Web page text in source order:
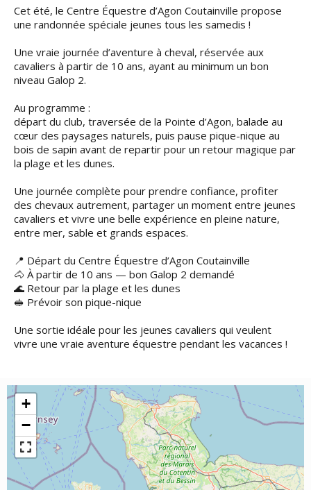
Cet été, le Centre Équestre d’Agon Coutainville propose
une randonnée spéciale jeunes tous les samedis !
Une vraie journée d’aventure à cheval, réservée aux
cavaliers à partir de 10 ans, ayant au minimum un bon
niveau Galop 2.
Au programme :
départ du club, traversée de la Pointe d’Agon, balade au
cœur des paysages naturels, puis pause pique-nique au
bois de sapin avant de repartir pour un retour magique par
la plage et les dunes.
Une journée complète pour prendre confiance, profiter
des chevaux autrement, partager un moment entre jeunes
cavaliers et vivre une belle expérience en pleine nature,
entre mer, sable et grands espaces.
📍 Départ du Centre Équestre d’Agon Coutainville
🐴 À partir de 10 ans — bon Galop 2 demandé
🌊 Retour par la plage et les dunes
🥪 Prévoir son pique-nique
Une sortie idéale pour les jeunes cavaliers qui veulent
vivre une vraie aventure équestre pendant les vacances !
+
−